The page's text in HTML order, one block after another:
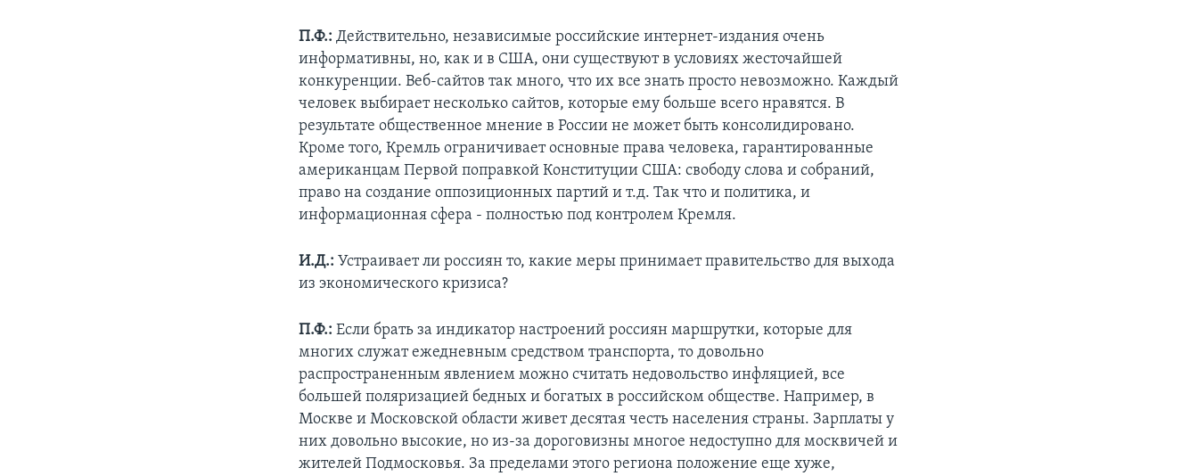
П.Ф.: Действительно, независимые российские интернет-издания очень
информативны, но, как и в США, они существуют в условиях жесточайшей
конкуренции. Веб-сайтов так много, что их все знать просто невозможно. Каждый
человек выбирает несколько сайтов, которые ему больше всего нравятся. В
результате общественное мнение в России не может быть консолидировано.
Кроме того, Кремль ограничивает основные права человека, гарантированные
американцам Первой поправкой Конституции США: свободу слова и собраний,
право на создание оппозиционных партий и т.д. Так что и политика, и
информационная сфера - полностью под контролем Кремля.
И.Д.: Устраивает ли россиян то, какие меры принимает правительство для выхода
из экономического кризиса?
П.Ф.: Если брать за индикатор настроений россиян маршрутки, которые для
многих служат ежедневным средством транспорта, то довольно
распространенным явлением можно считать недовольство инфляцией, все
большей поляризацией бедных и богатых в российском обществе. Например, в
Москве и Московской области живет десятая честь населения страны. Зарплаты у
них довольно высокие, но из-за дороговизны многое недоступно для москвичей и
жителей Подмосковья. За пределами этого региона положение еще хуже,